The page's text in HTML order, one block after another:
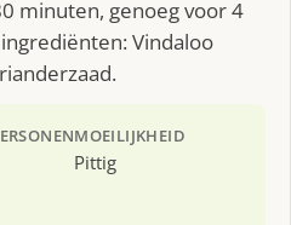
minuten, genoeg voor 4
Vindaloo
MOEILIJKHEID
Pittig